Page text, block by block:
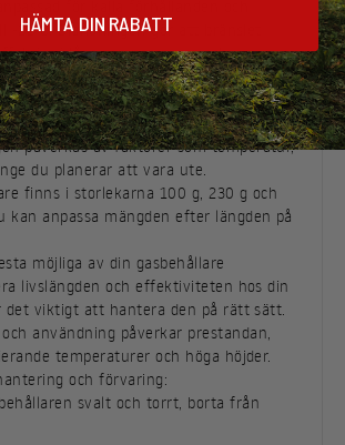
-22°C. Blandningen gör att bränslet
i låga temperaturer och
drift under vintern.
behöver du för din resa?
planera bränslebehovet för din resa.
påverkas av faktorer som temperatur,
du planerar att vara ute.
finns i storlekarna 100 g, 230 g och
kan anpassa mängden efter längden på
möjliga av din gasbehållare
livslängden och effektiviteten hos din
det viktigt att hantera den på rätt sätt.
användning påverkar prestandan,
temperaturer och höga höjder.
och förvaring:
svalt och torrt, borta från
HÄMTA DIN RABATT